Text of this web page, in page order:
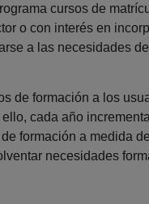
cursos de
o con interés en
a las necesidades
de formación a los
cada año
formación a medida
necesidades